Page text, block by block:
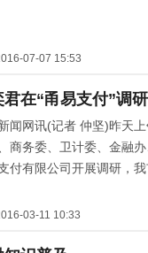
07-07 15:53
君在“甬易支付”调
闻网讯(记者 仲坚)昨天
商务委、卫计委、金融
付有限公司开展调研，
03-11 10:33